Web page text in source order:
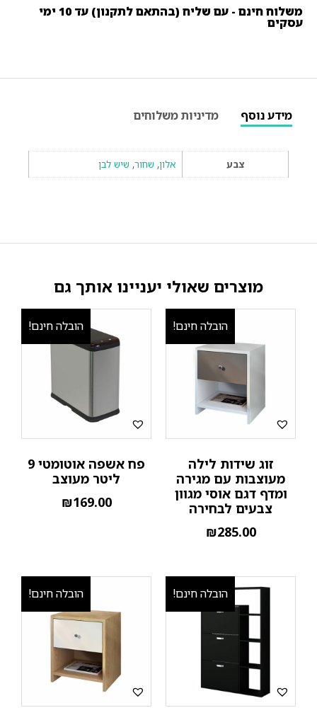
משלוח חינם - עם שליח (בהתאם לתקנון) עד 10 ימי
עסקים
מידע נוסף מדיניות משלוחים
צבע אלון, שחור, שיש לבן
מוצרים שאולי יעניינו אותך גם
הובלה חינם!
זוג שידות לילה
מעוצבות עם מגירה
ומדף דגם אוסי מגוון
צבעים לבחירה
₪285.00
הובלה חינם!
פח אשפה אוטומטי 9
ליטר מעוצב
₪169.00
הובלה חינם! הובלה חינם!